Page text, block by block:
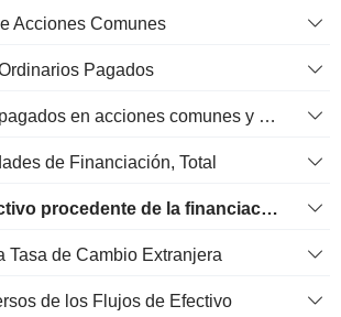
Acciones Comunes
Pagados
Dividendos pagados en acciones comunes y preferentes
de Financiación, Total
Flujo de efectivo procedente de la financiación
Tasa de Cambio Extranjera
de los Flujos de Efectivo